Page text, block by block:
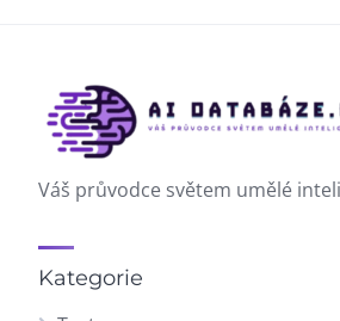
Váš průvodce světem umělé
Kategorie